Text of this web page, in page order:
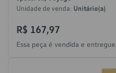
Unidade de venda: Unitário(a)
R$ 167,97
Essa peça é vendida e